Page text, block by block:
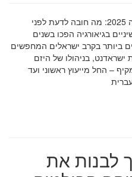
השתלות שיניים ושיקום פה בגיאורגיה 2025: מה חובה לדעת לפני
בגיאורגיה הפכו בשנים
ביותר בקרב ישראלים המחפשים
ישראדנט, בניהולו של היזם
– החל מייעוץ ראשוני ועד
לבנות את